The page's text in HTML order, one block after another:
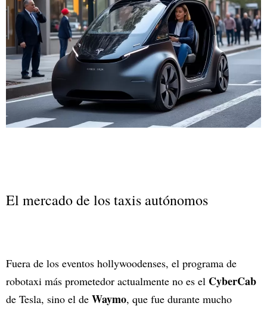
El mercado de los taxis autónomos
Fuera de los eventos hollywoodenses, el programa de
robotaxi más prometedor actualmente no es el CyberCab
de Tesla, sino el de Waymo, que fue durante mucho